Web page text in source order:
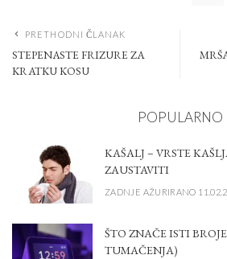
PRETHODNI ČLANAK
STEPENASTE FRIZURE ZA
KRATKU KOSU
POPULARNO
KAŠALJ – VRSTE
ZAUSTAVITI
ZADNJE AŽURIRANO
ŠTO ZNAČE ISTI
TUMAČENJA)